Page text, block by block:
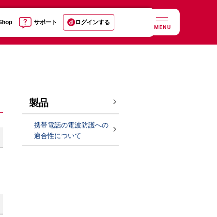
サポート ログインする
MENU
製品
携帯電話の電波防護への
適合性について